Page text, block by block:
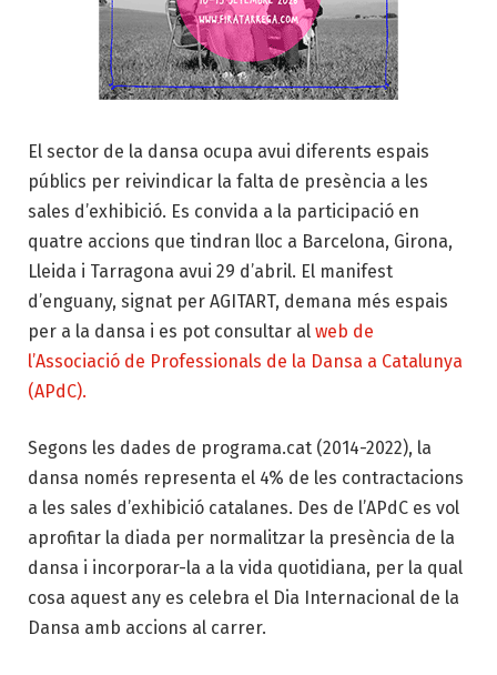
El sector de la dansa ocupa avui diferents espais
públics per reivindicar la falta de presència a les
sales d’exhibició. Es convida a la participació en
quatre accions que tindran lloc a Barcelona, Girona,
Lleida i Tarragona avui 29 d’abril. El manifest
d’enguany, signat per AGITART, demana més espais
per a la dansa i es pot consultar al web de
l’Associació de Professionals de la Dansa a Catalunya
(APdC).
Segons les dades de programa.cat (2014-2022), la
dansa només representa el 4% de les contractacions
a les sales d’exhibició catalanes. Des de l’APdC es vol
aprofitar la diada per normalitzar la presència de la
dansa i incorporar-la a la vida quotidiana, per la qual
cosa aquest any es celebra el Dia Internacional de la
Dansa amb accions al carrer.